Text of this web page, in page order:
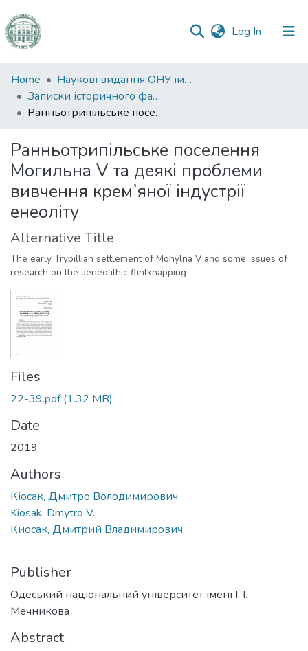
Log In (current)
Communities
&
Collections
Statistics
Home
Наукові видання ОНУ імені І. І. Мечникова
Записки історичного факультету
Ранньотрипільське поселення Могильна V та деякі проблеми вивчення крем’яної індустрії енеоліту
Ранньотрипільське поселення
Могильна V та деякі проблеми
вивчення крем’яної індустрії
енеоліту
Alternative Title
The early Trypillian settlement of Mohylna V and some issues of
research on the aeneolithic flintknapping
Files
22-39.pdf(1.32 MB)
Date
2019
Authors
Кіосак, Дмитро Володимирович
Kiosak, Dmytro V.
Киосак, Дмитрий Владимирович
Publisher
Одеський національний університет імені І. І.
Мечникова
Abstract